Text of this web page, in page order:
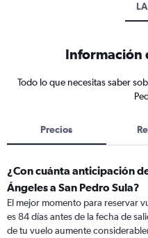
Información
Todo lo que necesitas saber
Precios
¿Con cuánta anticipación
Ángeles a San Pedro Sula?
El mejor momento para reservar
es 84 días antes de la fecha de
de tu vuelo aumente